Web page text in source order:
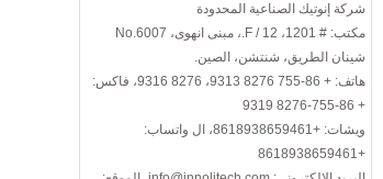
قم بإضفاء البهجة على أعمالك من
INNOTECH في معرض الإضاءة الدولي
2024 HK
كيفية اختيار لمبات ليد؟
إليك بعض الأشياء التي يجب أخذها في
الاعتبار عند اختيار مصابيح ليد ...
الكفاءة، درجة حرارة اللون، عرض الألوان،
شركة إنوتيك الصناعية المحدودة
مكتب: # 1201، 12 / F.، مبنى انهوى، No.6007
شينان الطريق، شنتشن، الصين.
هاتف: + 86-755 8276 9313، 8276 9316، فاكس:
+ 86-755-8276 9319
ويشات: +8618938659461، ال واتساب:
+8618938659461